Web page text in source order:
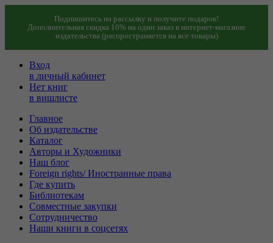
Подпишитесь на рассылку и получите подарок!
Дополнительная скидка 10% на один заказ в интернет-магазине
издательства (распространяется на все товары)
Вход
в личный кабинет
Нет книг
в вишлисте
Главное
Об издательстве
Каталог
Авторы и Художники
Наш блог
Foreign rights/ Иностранные права
Где купить
Библиотекам
Совместные закупки
Сотрудничество
Наши книги в соцсетях